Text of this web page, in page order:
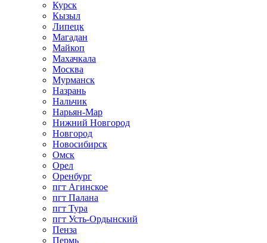
Курск
Кызыл
Липецк
Магадан
Майкоп
Махачкала
Москва
Мурманск
Назрань
Нальчик
Нарьян-Мар
Нижний Новгород
Новгород
Новосибирск
Омск
Орел
Оренбург
пгт Агинское
пгт Палана
пгт Тура
пгт Усть-Ордынский
Пенза
Пермь